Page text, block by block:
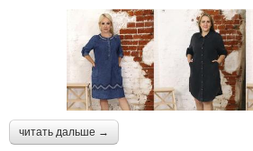
читать дальше →